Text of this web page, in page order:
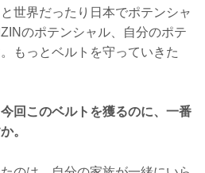
世界だったり日本でポテンシャ
のポテンシャル、自分のポテ
もっとベルトを守っていきた
回このベルトを獲るのに、一番
。